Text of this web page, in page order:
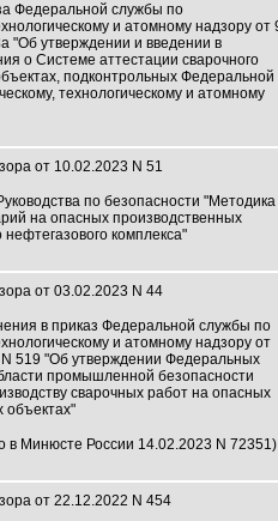
Федеральной службы по
и атомному надзору от
"Об утверждении и введении в
о Системе аттестации сварочного
подконтрольных Федеральной
технологическому и атомному
от 10.02.2023 N 51
по безопасности "Методика
на опасных производственных
нефтегазового комплекса"
от 03.02.2023 N 44
в приказ Федеральной службы по
и атомному надзору от
N 519 "Об утверждении Федеральных
промышленной безопасности
сварочных работ на опасных
объектах"
в Минюсте России 14.02.2023 N 72351)
от 22.12.2022 N 454